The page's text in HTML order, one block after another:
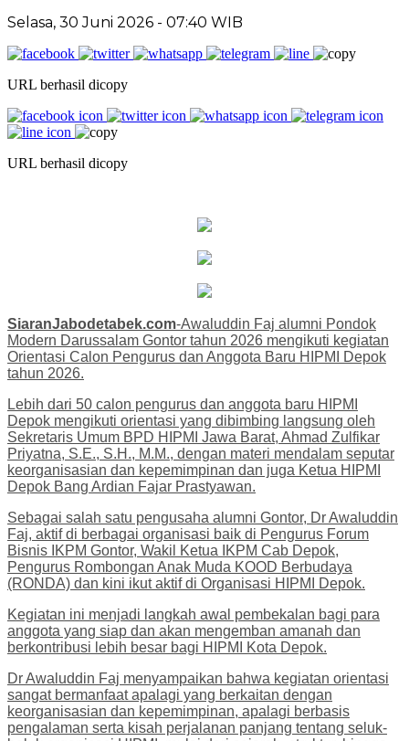
Selasa, 30 Juni 2026 - 07:40 WIB
URL berhasil dicopy
URL berhasil dicopy
SiaranJabodetabek.com-Awaluddin Faj alumni Pondok
Modern Darussalam Gontor tahun 2026 mengikuti kegiatan
Orientasi Calon Pengurus dan Anggota Baru HIPMI Depok
tahun 2026.
Lebih dari 50 calon pengurus dan anggota baru HIPMI
Depok mengikuti orientasi yang dibimbing langsung oleh
Sekretaris Umum BPD HIPMI Jawa Barat, Ahmad Zulfikar
Priyatna, S.E., S.H., M.M., dengan materi mendalam seputar
keorganisasian dan kepemimpinan dan juga Ketua HIPMI
Depok Bang Ardian Fajar Prastyawan.
Sebagai salah satu pengusaha alumni Gontor, Dr Awaluddin
Faj, aktif di berbagai organisasi baik di Pengurus Forum
Bisnis IKPM Gontor, Wakil Ketua IKPM Cab Depok,
Pengurus Rombongan Anak Muda KOOD Berbudaya
(RONDA) dan kini ikut aktif di Organisasi HIPMI Depok.
Kegiatan ini menjadi langkah awal pembekalan bagi para
anggota yang siap dan akan mengemban amanah dan
berkontribusi lebih besar bagi HIPMI Kota Depok.
Dr Awaluddin Faj menyampaikan bahwa kegiatan orientasi
sangat bermanfaat apalagi yang berkaitan dengan
keorganisasian dan kepemimpinan, apalagi berbasis
pengalaman serta kisah perjalanan panjang tentang seluk-